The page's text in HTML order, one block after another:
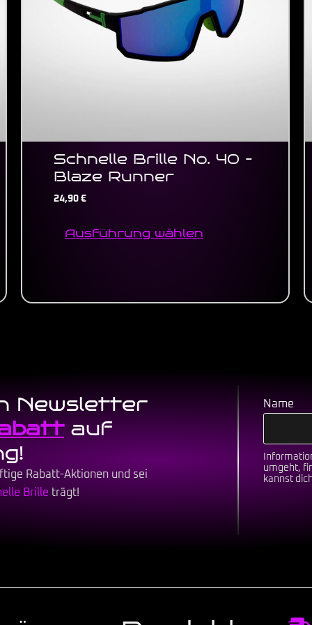
Schnelle Brille No. 40 –
Blaze Runner
24,90 €
Ausführung wählen
Optionen
können
Newsletter
auf
Rabatt-Aktionen und sei
Brille trägt!
Name
umgeht,
kannst